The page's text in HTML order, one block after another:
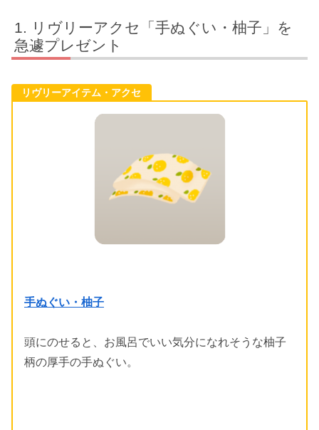
リヴリーアクセ「手ぬぐい・柚子」を
急遽プレゼント
リヴリーアイテム・アクセ
手ぬぐい・柚子
頭にのせると、お風呂でいい気分になれそうな柚子
柄の厚手の手ぬぐい。